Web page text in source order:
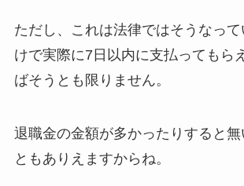
ただし、これは法律ではそうなっ
けで実際に7日以内に支払ってもら
ばそうとも限りません。
退職金の金額が多かったりすると無
ともありえますからね。